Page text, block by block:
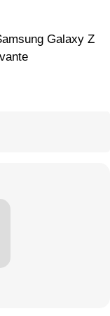
Galaxy Z